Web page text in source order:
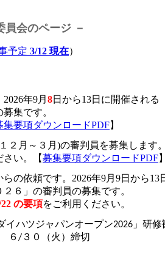
員会のページ －
予定 3/12 現在）
年9月 8日から13日に開催される
集です。
集要項ダウンロードPDF】
２月～３月)の審判員を募集します
い。【募集要項ダウンロードPDF】
の依頼です。2026年9月9日から13
６」の審判員の募集です。
22 の要項をご利用ください。
イハツジャパンオープン2026」 研修
６/３０（火）締切